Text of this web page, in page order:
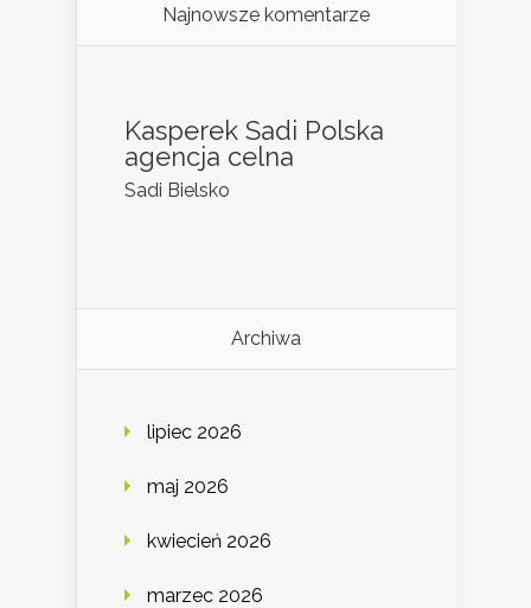
Najnowsze komentarze
Kasperek Sadi Polska
agencja celna
Sadi Bielsko
Archiwa
lipiec 2026
maj 2026
kwiecień 2026
marzec 2026